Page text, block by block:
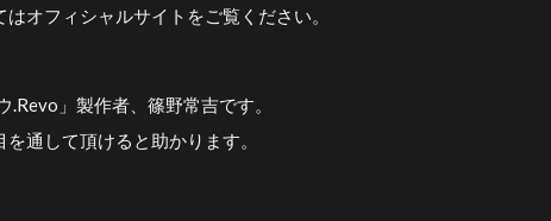
オフィシャルサイトをご覧ください。
」製作者、篠野常吉です。
通して頂けると助かります。